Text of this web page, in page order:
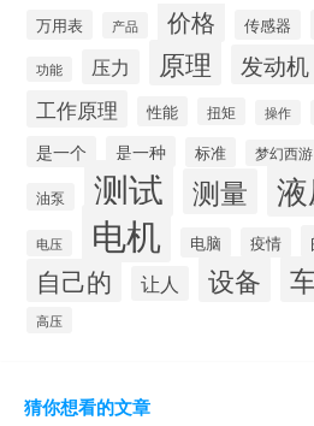
万用表 产品 价格 传感器
功能 压力 原理 发动机
工作原理 性能 扭矩 操作
是一个 是一种 标准 梦幻西游
油泵 测试 测量
电压 电机 电脑 疫情
自己的 让人 设备
高压
猜你想看的文章